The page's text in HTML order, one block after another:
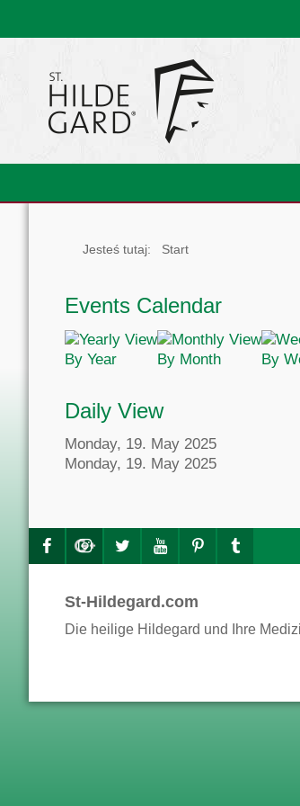
Jesteś tutaj: Start
Events Calendar
By Year By Month By
Daily View
Monday, 19. May 2025
Monday, 19. May 2025
St-Hildegard.com
Die heilige Hildegard und Ihre